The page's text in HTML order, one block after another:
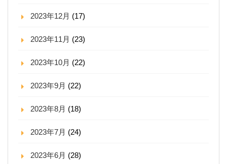
2023年12月 (17)
2023年11月 (23)
2023年10月 (22)
2023年9月 (22)
2023年8月 (18)
2023年7月 (24)
2023年6月 (28)